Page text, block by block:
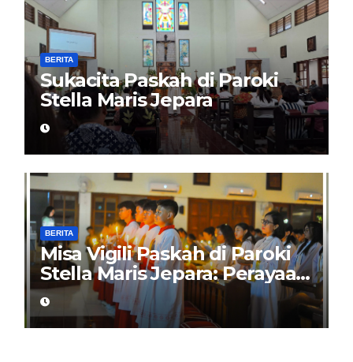
BERITA
Sukacita Paskah di Paroki
Stella Maris Jepara
BERITA
Misa Vigili Paskah di Paroki
Stella Maris Jepara: Perayaan
Puncak Iman